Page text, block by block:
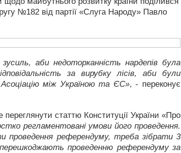
№182 від партії «Слуга Народу» Павло
аби недоторканність нардепів була
за вирубку лісів, аби були
Асоціацію між Україною та ЄС», - переконує
статтю Конституції України «Про
регламентовані умови його проведення.
проведення референдуму, треба зібрати 3
проведенню референдуму за